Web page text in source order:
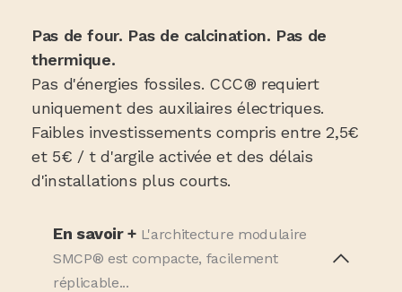
Pas de four. Pas de calcination. Pas de
thermique.
Pas d'énergies fossiles. CCC® requiert
uniquement des auxiliaires électriques.
Faibles investissements compris entre 2,5€
et 5€ / t d'argile activée et des délais
d'installations plus courts.
En savoir + L'architecture modulaire
SMCP® est compacte, facilement
réplicable...